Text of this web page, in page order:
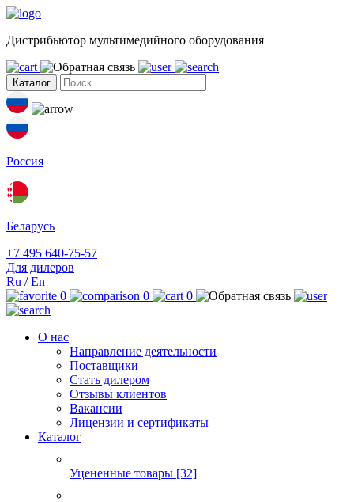
Дистрибьютор мультимедийного оборудования
Каталог
Россия
Беларусь
+7 495 640-75-57
Для дилеров
Ru /En
0
0 0
О нас
Направление деятельности
Поставщики
Стать дилером
Отзывы клиентов
Вакансии
Лицензии и сертификаты
Каталог
Уцененные товары [32]